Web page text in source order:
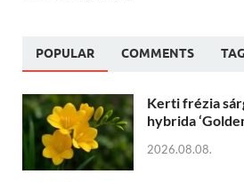
POPULAR COMMENTS
Kerti frézia
hybrida
2026.08.08.